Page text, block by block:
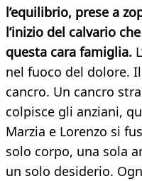
l’equilibrio, prese a
l’inizio del calvario
questa cara famiglia.
nel fuoco del dolore.
cancro. Un cancro
colpisce gli anziani,
Marzia e Lorenzo si
solo corpo, una sola
un solo desiderio.